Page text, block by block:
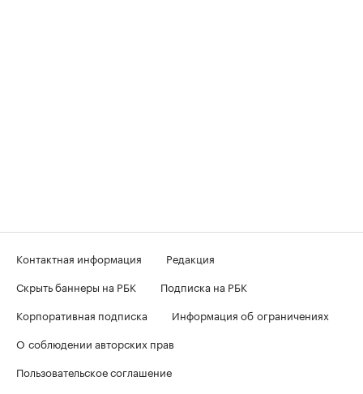
Контактная информация
Редакция
Скрыть баннеры на РБК
Подписка на РБК
Корпоративная подписка
Информация об ограничениях
О соблюдении авторских прав
Пользовательское соглашение